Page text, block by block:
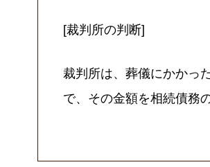
[裁判所の判断]
裁判所は、葬儀にかかっ
で、その金額を相続債務